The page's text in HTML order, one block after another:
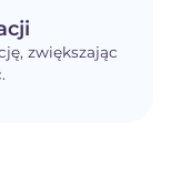
zwiększając